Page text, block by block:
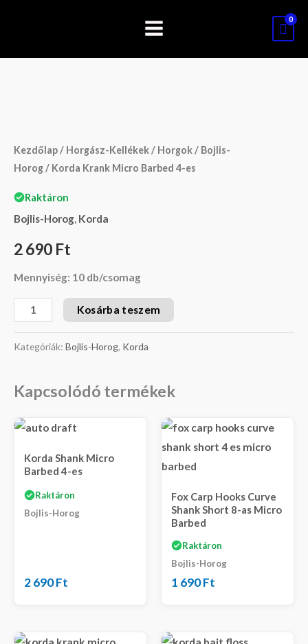
Kezdőlap/ Horgász-Kellékek/ Horgok/ Bojlis-
Horog / Korda Krank Micro Barbed 4-es
Raktáron
Bojlis-Horog, Korda
2 690 Ft
Mennyiség: 10 db/csomag
Micro
Barbed
es
mennyiség
Kosárba teszem
Kategóriák: Bojlis-Horog, Korda
Kapcsolódó termékek
Korda Shank Micro
Barbed 4-es
Raktáron
Bojlis-Horog
2 690Ft
Fox Carp Hooks Curve
Shank Short 8-as Micro
Barbed
Raktáron
Bojlis-Horog
1 690Ft